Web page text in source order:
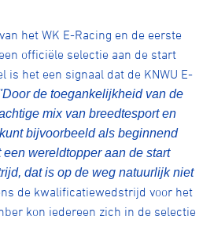
het WK E-Racing en de eerste
officiële selectie aan de start
is het een signaal dat de KNWU E-
de toegankelijkheid van de
mix van breedtesport en
bijvoorbeeld als beginnend
wereldtopper aan de start
dat is op de weg natuurlijk niet
de kwalificatiewedstrijd voor het
kon iedereen zich in de selectie
Fixed gear